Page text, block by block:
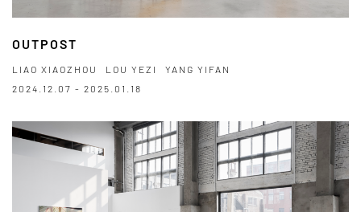
OUTPOST
LIAO XIAOZHOU LOU YEZI
YANG YIFAN
2024.12.07 - 2025.01.18